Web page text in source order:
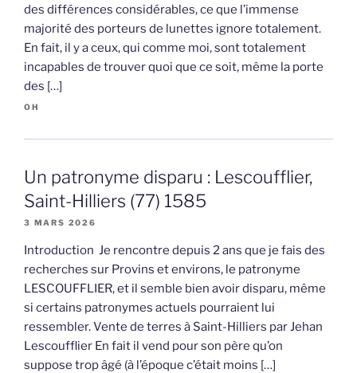
des différences considérables, ce que l’immense
majorité des porteurs de lunettes ignore totalement.
En fait, il y a ceux, qui comme moi, sont totalement
incapables de trouver quoi que ce soit, même la porte
des […]
OH
Un patronyme disparu : Lescoufflier,
Saint-Hilliers (77) 1585
3 MARS 2026
Introduction Je rencontre depuis 2 ans que je fais des
recherches sur Provins et environs, le patronyme
LESCOUFFLIER, et il semble bien avoir disparu, même
si certains patronymes actuels pourraient lui
ressembler. Vente de terres à Saint-Hilliers par Jehan
Lescoufflier En fait il vend pour son père qu’on
suppose trop âgé (à l’époque c’était moins […]